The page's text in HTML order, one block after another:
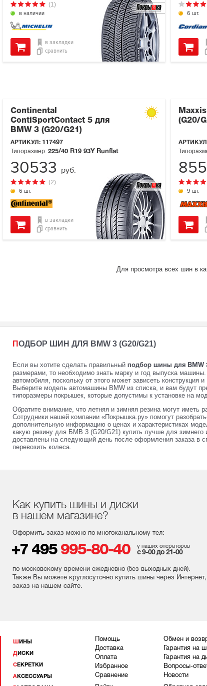
в наличии
(1)
в закладки
сравнить
6 шт.
Continental
ContiSportContact 5 для
BMW 3 (G20/G21)
АРТИКУЛ: 117497
6 шт.
(2)
Типоразмер: 225/40 R19 93Y Runflat
в закладки
сравнить
30533 руб.
(G20/
9 шт.
Для просмотра всех шин в
ПОДБОР ШИН ДЛЯ BMW 3 (G20/G21)
Если вы хотите сделать правильный подбор шины для BMW
размерами, то необходимо знать марку и год выпуска
автомобиля, поскольку от этого может зависеть конструкция
Выберите модель автомашины BMW из списка, и вам будут
типоразмеры покрышек, которые допустимы к установке на
Обратите внимание, что летняя и зимняя резина могут иметь
Сотрудники нашей компании «Покрышка.ру» помогут
дополнительную информацию о ценах и характеристиках
какую резину для БМВ 3 (G20/G21) купить лучше для зимнего
доставлены на следующий день после оформления заказа в
перевозить колеса.
Как купить шины и диски
в нашем магазине?
Оформить заказ можно по многоканальному тел:
+7 495 995-80-40 у наших операторов
с 9-00 до 21-00
по московскому времени ежедневно (без выходных дней).
Также Вы можете круглосуточно купить шины через
заказ на нашем сайте.
ШИНЫ
ДИСКИ
СЕКРЕТКИ
АКСЕССУАРЫ
Помощь
Доставка
Оплата
Избранное
Сравнение
Обмен и
Гарантия на
Гарантия на
Вопросы-
Новости